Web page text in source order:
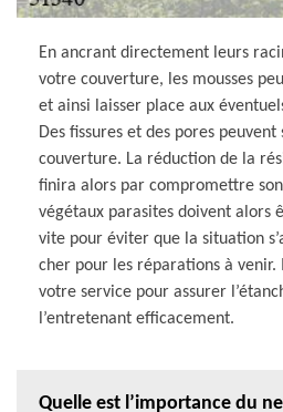
En ancrant directement leurs
votre couverture, les mousses
et ainsi laisser place aux
Des fissures et des pores
couverture. La réduction de la
finira alors par compromettre
végétaux parasites doivent alors
vite pour éviter que la situation
cher pour les réparations à venir.
votre service pour assurer
l’entretenant efficacement.
Quelle est l’importance du